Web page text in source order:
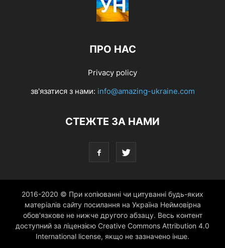
ПРО НАС
Privacy policy
зв'язатися з нами: info@amazing-ukraine.com
СТЕЖТЕ ЗА НАМИ
2016-2020 © При копіюванні чи цитуванні будь-яких
матеріалів сайту посилання на Україна Неймовірна
обов'язкове не нижче другого абзацу. Весь контент
доступний за ліцензією Creative Commons Attribution 4.0
International license, якщо не зазначено інше.